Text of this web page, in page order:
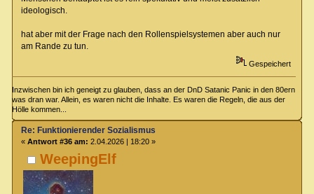
ideologisch.
hat aber mit der Frage nach den Rollenspielsystemen aber auch nur
am Rande zu tun.
Gespeichert
Inzwischen bin ich geneigt zu glauben, dass an der DnD Satanic Panic in den 80ern
was dran war. Allein, es waren nicht die Inhalte. Es waren die Regeln, die aus der
Hölle kommen...
WeepingElf
Re: Funktionierender Sozialismus
« Antwort #36 am: 2.04.2026 | 18:20 »